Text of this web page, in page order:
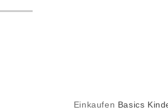
Einkaufen Basics